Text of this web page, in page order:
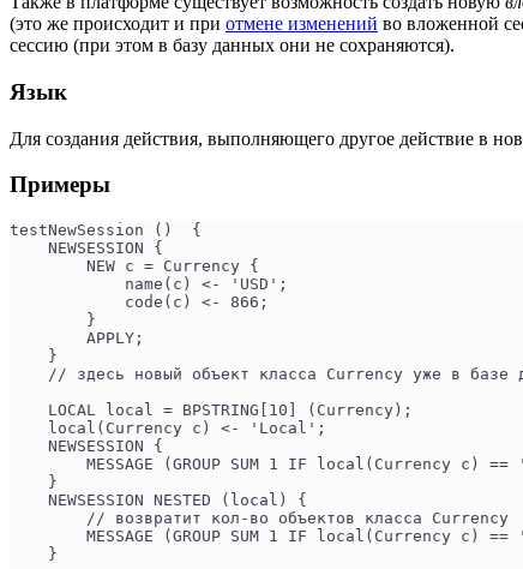
(это же происходит и при отмене изменений во вложенной
сессию (при этом в базу данных они не сохраняются).
Язык
Для создания действия, выполняющего другое действие в
Примеры
testNewSession ()  {
    NEWSESSION {
        NEW c = Currency {
            name(c) <- 'USD';
            code(c) <- 866;
        }
        APPLY;
    }
// здесь новый объект класса Currency уже в базе
    LOCAL local = BPSTRING[10] (Currency);
    local(Currency c) <- 'Local';
    NEWSESSION {
MESSAGE (GROUP SUM 1 IF local(Currency c) ==
    }
    NEWSESSION NESTED (local) {
        // возвратит кол-во объектов класса Currency
MESSAGE (GROUP SUM 1 IF local(Currency c) ==
    }